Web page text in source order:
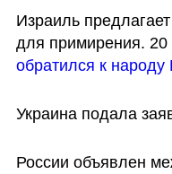
Израиль
для примирения. 20
обратился к народу
Украина подала
России объявлен